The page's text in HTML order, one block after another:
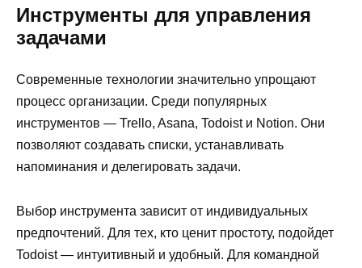
Инструменты для управления
задачами
Современные технологии значительно упрощают
процесс организации. Среди популярных
инструментов — Trello, Asana, Todoist и Notion. Они
позволяют создавать списки, устанавливать
напоминания и делегировать задачи.
Выбор инструмента зависит от индивидуальных
предпочтений. Для тех, кто ценит простоту, подойдет
Todoist — интуитивный и удобный. Для командной